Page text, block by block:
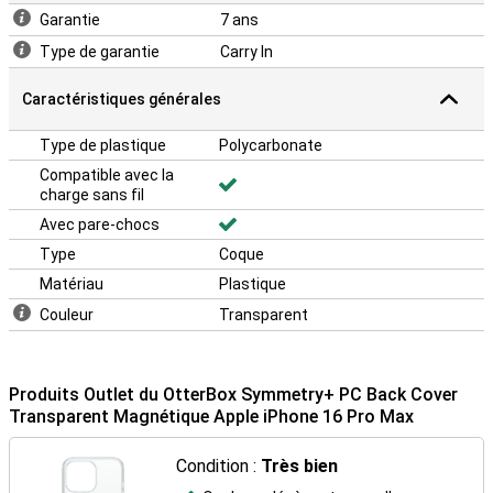
technologie MagSafe d'Apple. L'anneau magnétique à l'intérieur de
l'étui vous permet de connecter facilement et sans fil vos
accessoires à votre iPhone. Vous pouvez ainsi recharger votre
Garantie
7 ans
Type de garantie
Carry In
Caractéristiques générales
Type de plastique
Polycarbonate
Compatible avec la
charge sans fil
Avec pare-chocs
Type
Coque
Matériau
Plastique
Couleur
Transparent
Produits Outlet du OtterBox Symmetry+ PC Back Cover
Transparent Magnétique Apple iPhone 16 Pro Max
Condition : Très bien